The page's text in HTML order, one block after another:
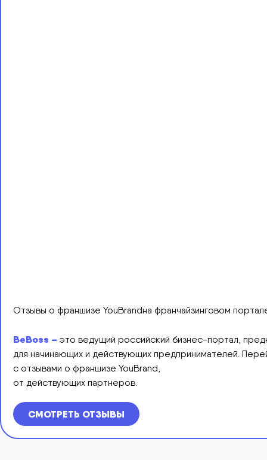
Отзывы о франшизе YouBrandна франчайзинговом
BeBoss – это ведущий российский бизнес-портал,
для начинающих и действующих предпринимателей.
с отзывами о франшизе YouBrand,
от действующих партнеров.
СМОТРЕТЬ ОТЗЫВЫ